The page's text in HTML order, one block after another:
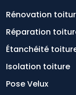
Rénovation
Réparation
Étanchéité
Isolation toiture
Pose Velux